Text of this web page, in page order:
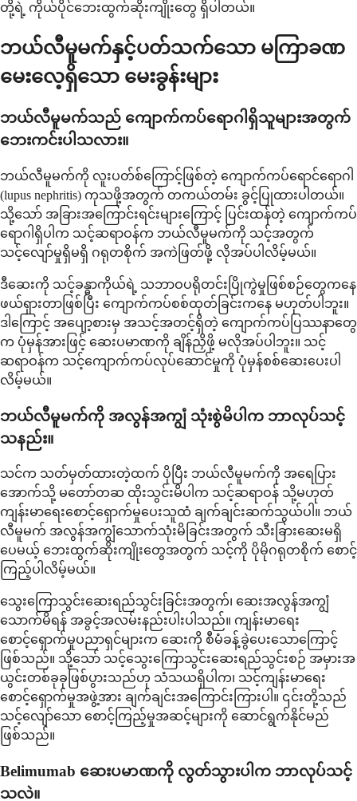
တို့ရဲ့ ကိုယ်ပိုင်ဘေးထွက်ဆိုးကျိုးတွေ ရှိပါတယ်။
ဘယ်လီမူမက်နှင့်ပတ်သက်သော မကြာခဏ
မေးလေ့ရှိသော မေးခွန်းများ
ဘယ်လီမူမက်သည် ကျောက်ကပ်ရောဂါရှိသူများအတွက်
ဘေးကင်းပါသလား။
ဘယ်လီမူမက်ကို လူးပတ်စ်ကြောင့်ဖြစ်တဲ့ ကျောက်ကပ်ရောင်ရောဂါ
(lupus nephritis) ကုသဖို့အတွက် တကယ်တမ်း ခွင့်ပြုထားပါတယ်။
သို့သော် အခြားအကြောင်းရင်းများကြောင့် ပြင်းထန်တဲ့ ကျောက်ကပ်
ရောဂါရှိပါက သင့်ဆရာဝန်က ဘယ်လီမူမက်ကို သင့်အတွက်
သင့်လျော်မှုရှိမရှိ ဂရုတစိုက် အကဲဖြတ်ဖို့ လိုအပ်ပါလိမ့်မယ်။
ဒီဆေးကို သင့်ခန္ဓာကိုယ်ရဲ့ သဘာဝပရိုတင်းပြိုကွဲမှုဖြစ်စဉ်တွေကနေ
ဖယ်ရှားတာဖြစ်ပြီး ကျောက်ကပ်စစ်ထုတ်ခြင်းကနေ မဟုတ်ပါဘူး။
ဒါကြောင့် အပျော့စားမှ အသင့်အတင့်ရှိတဲ့ ကျောက်ကပ်ပြဿနာတွေ
က ပုံမှန်အားဖြင့် ဆေးပမာဏကို ချိန်ညှိဖို့ မလိုအပ်ပါဘူး။ သင့်
ဆရာဝန်က သင့်ကျောက်ကပ်လုပ်ဆောင်မှုကို ပုံမှန်စစ်ဆေးပေးပါ
လိမ့်မယ်။
ဘယ်လီမူမက်ကို အလွန်အကျွံ သုံးစွဲမိပါက ဘာလုပ်သင့်
သနည်း။
သင်က သတ်မှတ်ထားတဲ့ထက် ပိုပြီး ဘယ်လီမူမက်ကို အရေပြား
အောက်သို့ မတော်တဆ ထိုးသွင်းမိပါက သင့်ဆရာဝန် သို့မဟုတ်
ကျန်းမာရေးစောင့်ရှောက်မှုပေးသူထံ ချက်ချင်းဆက်သွယ်ပါ။ ဘယ်
လီမူမက် အလွန်အကျွံသောက်သုံးမိခြင်းအတွက် သီးခြားဆေးမရှိ
ပေမယ့် ဘေးထွက်ဆိုးကျိုးတွေအတွက် သင့်ကို ပိုမိုဂရုတစိုက် စောင့်
ကြည့်ပါလိမ့်မယ်။
သွေးကြောသွင်းဆေးရည်သွင်းခြင်းအတွက်၊ ဆေးအလွန်အကျွံ
သောက်မိရန် အခွင့်အလမ်းနည်းပါးပါသည်။ ကျန်းမာရေး
စောင့်ရှောက်မှုပညာရှင်များက ဆေးကို စီမံခန့်ခွဲပေးသောကြောင့်
ဖြစ်သည်။ သို့သော် သင့်သွေးကြောသွင်းဆေးရည်သွင်းစဉ် အမှားအ
ယွင်းတစ်ခုခုဖြစ်ပွားသည်ဟု သံသယရှိပါက၊ သင့်ကျန်းမာရေး
စောင့်ရှောက်မှုအဖွဲ့အား ချက်ချင်းအကြောင်းကြားပါ။ ၎င်းတို့သည်
သင့်လျော်သော စောင့်ကြည့်မှုအဆင့်များကို ဆောင်ရွက်နိုင်မည်
ဖြစ်သည်။
Belimumab ဆေးပမာဏကို လွတ်သွားပါက ဘာလုပ်သင့်
သလဲ။